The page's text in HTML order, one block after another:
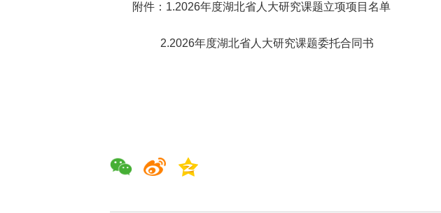
附件： 1.2026年度湖北省人大研究课题立项项目名单
2.2026年度湖北省人大研究课题委托合同书